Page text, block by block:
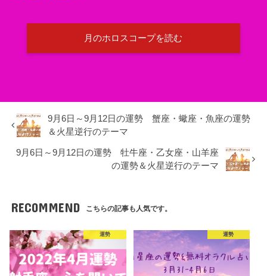
月のホロスコープを読む
9月6日～9月12日の運勢 蟹座・蠍座・魚座の運勢
＆火星逆行のテーマ
9月6日～9月12日の運勢 牡牛座・乙女座・山羊座
の運勢＆火星逆行のテーマ
RECOMMEND こちらの記事も人気です。
運勢 運勢